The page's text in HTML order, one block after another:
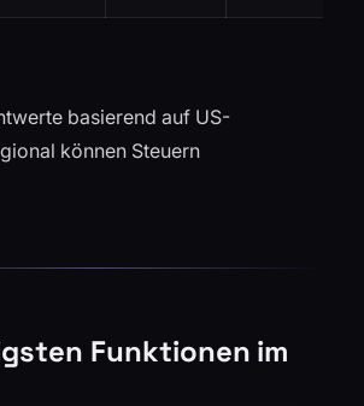
basierend auf US-
können Steuern
Funktionen im